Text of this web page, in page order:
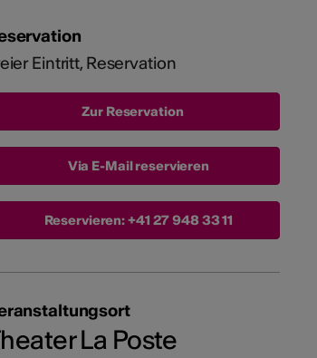
Eintritt, Reservation
Via E-Mail reservieren
Reservieren:+41 27 948 33 11
La Poste